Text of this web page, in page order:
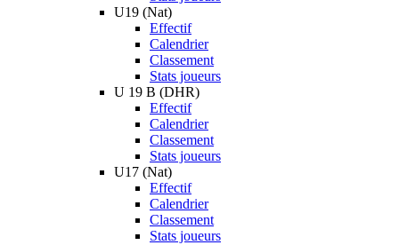
U19 (Nat)
Effectif
Calendrier
Classement
Stats joueurs
U 19 B (DHR)
Effectif
Calendrier
Classement
Stats joueurs
U17 (Nat)
Effectif
Calendrier
Classement
Stats joueurs